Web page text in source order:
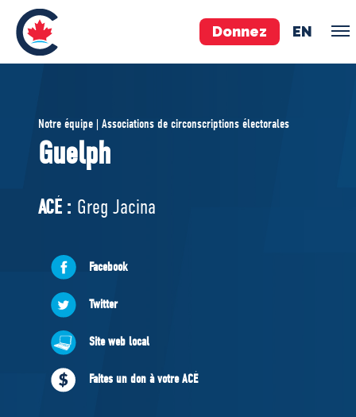
Donnez EN
ÉQUIPE
Pierre Poilievre
Vos députés conservateurs
Cabinet fantôme
Exécutif national
À PROPOS
Documents constitutifs
MÉDIAS
BÉNÉVOLE
Notre équipe | Associations de circonscriptions électorales
Guelph
ACÉ : Greg Jacina
Facebook
Twitter
Site web local
Faites un don à votre ACÉ